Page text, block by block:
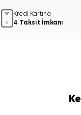
Kredi Kartına
4 Taksit İmkanı